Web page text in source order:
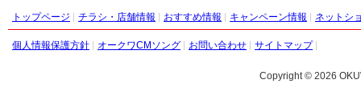
トップページ チラシ・店舗情報 おすすめ情報 キャンペーン情報 ネットシ
個人情報保護方針 オークワCMソング お問い合わせ サイトマップ
Copyright © 2026